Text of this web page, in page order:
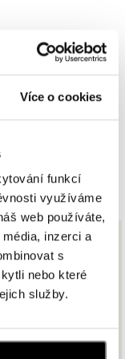
Více o cookies
funkcí
využíváme
web používáte,
inzerci a
s
nebo které
služby.
5
šperkoch.